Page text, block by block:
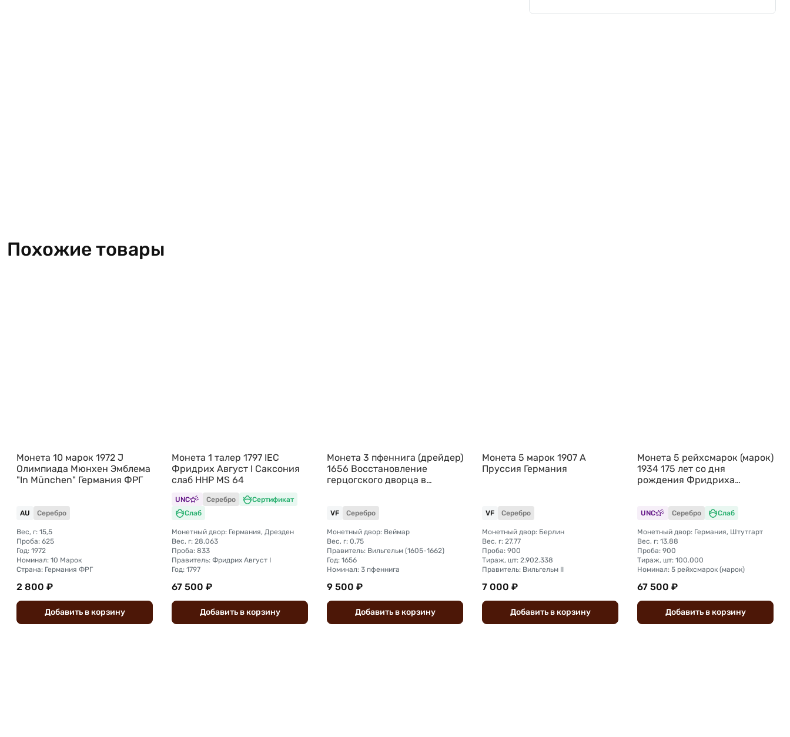
Похожие товары
Монета 10 марок 1972 J
Олимпиада Мюнхен Эмблема
"In München" Германия ФРГ
AU Серебро
Вес, г: 15,5
Проба: 625
Год: 1972
Номинал: 10 Марок
Страна: Германия ФРГ
2 800 ₽
Добавить вкорзину
Монета 1 талер 1797 IEC
Фридрих Август I Саксония
слаб ННР MS 64
UNC Серебро
Сертификат
Слаб
Монетный двор: Германия, Дрезден
Вес, г: 28,063
Проба: 833
Правитель: Фридрих Август I
Год: 1797
67 500 ₽
Добавить вкорзину
Монета 3 пфеннига (дрейдер)
1656 Восстановление
герцогского дворца в
VF Серебро
Монетный двор: Веймар
Вес, г: 0,75
Правитель: Вильгельм (1605-1662)
Год: 1656
Номинал: 3 пфеннига
9 500 ₽
Добавить вкорзину
Монета 5 марок 1907 А
Пруссия Германия
VF Серебро
Монетный двор: Берлин
Вес, г: 27,77
Проба: 900
Тираж, шт: 2.902.338
Правитель: Вильгельм II
7 000 ₽
Добавить вкорзину
Монета 5 рейхсмарок (марок)
1934 175 лет со дня
рождения Фридриха
UNC Серебро Слаб
Монетный двор: Германия, Штутгарт
Вес, г: 13,88
Проба: 900
Тираж, шт: 100.000
Номинал: 5 рейхсмарок (марок)
67 500 ₽
Добавить вкорзину